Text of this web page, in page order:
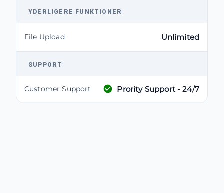
YDERLIGERE FUNKTIONER
File Upload Unlimited
SUPPORT
Customer Support Prority Support - 24/7